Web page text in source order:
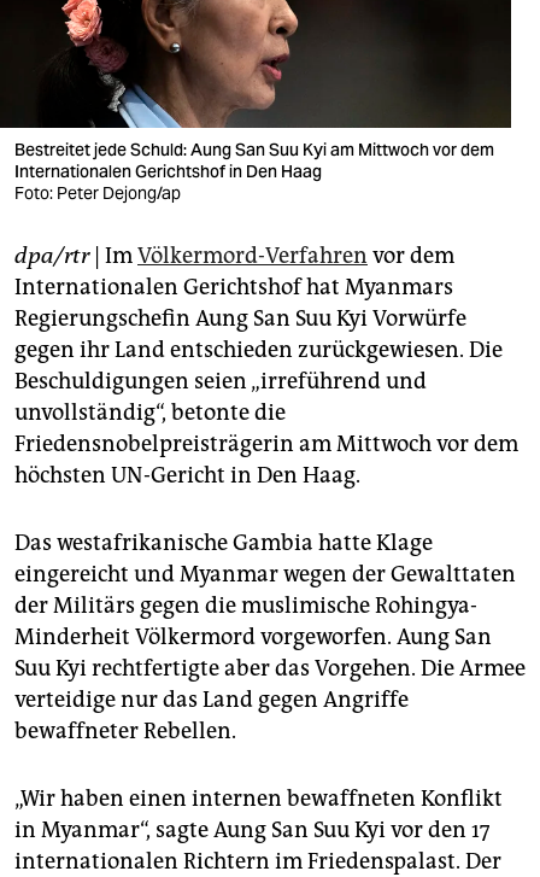
nord
wahrheit
verlag
verlag
shop
fragen & hilfe
unterstützen
abo
genossenschaft
Bestreitet jede Schuld: Aung San Suu Kyi am Mittwoch vor dem
Internationalen Gerichtshof in Den Haag
Foto: Peter Dejong/ap
dpa/rtr| ImVölkermord-Verfahren vor dem
Internationalen Gerichtshof hat Myanmars
Regierungschefin Aung San Suu Kyi Vorwürfe
gegen ihr Land entschieden zurückgewiesen. Die
Beschuldigungen seien „irreführend und
unvollständig“, betonte die
Friedensnobelpreisträgerin am Mittwoch vor dem
höchsten UN-Gericht in Den Haag.
Das westafrikanische Gambia hatte Klage
eingereicht und Myanmar wegen der Gewalttaten
der Militärs gegen die muslimische Rohingya-
Minderheit Völkermord vorgeworfen. Aung San
Suu Kyi rechtfertigte aber das Vorgehen. Die Armee
verteidige nur das Land gegen Angriffe
bewaffneter Rebellen.
„Wir haben einen internen bewaffneten Konflikt
in Myanmar“, sagte Aung San Suu Kyi vor den 17
internationalen Richtern im Friedenspalast. Der